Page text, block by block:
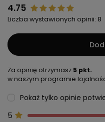
4.75
Liczba wystawionych opinii: 8
Za opinię otrzymasz 5 pkt.
w naszym programie
Pokaż tylko opinie
5